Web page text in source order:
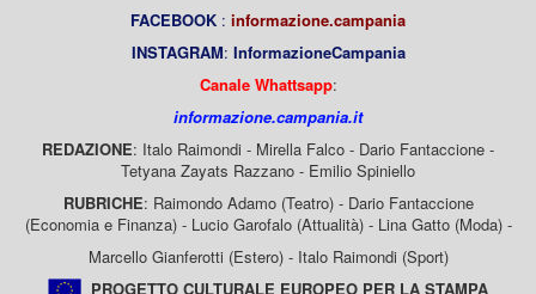
FACEBOOK : informazione.campania
INSTAGRAM: InformazioneCampania
Canale Whattsapp:
informazione.campania.it
REDAZIONE: Italo Raimondi - Mirella Falco - Dario Fantaccione -
Tetyana Zayats Razzano - Emilio Spiniello
RUBRICHE: Raimondo Adamo (Teatro) - Dario Fantaccione
(Economia e Finanza) - Lucio Garofalo (Attualità) - Lina Gatto (Moda) -
Marcello Gianferotti (Estero) - Italo Raimondi (Sport)
PROGETTO CULTURALE EUROPEO PER LA STAMPA